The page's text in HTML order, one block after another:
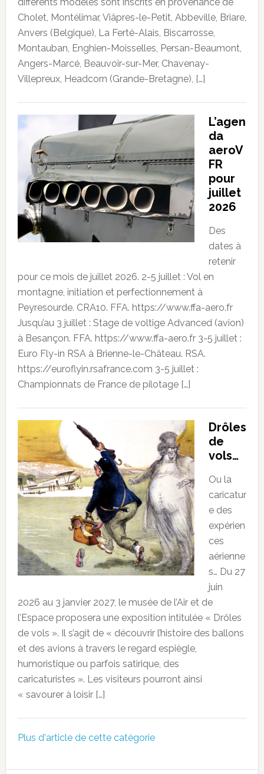
Cholet, Montélimar, Viâpres-le-Petit, Abbeville, Briare,
Anvers (Belgique), La Ferté-Alais, Biscarrosse,
Montauban, Enghien-Moisselles, Persan-Beaumont,
Angers-Marcé, Beauvoir-sur-Mer, Chavenay-
Villepreux, Headcorn (Grande-Bretagne), […]
L’agen
da
aeroV
FR
pour
juillet
2026
Des
dates à
retenir
pour ce mois de juillet 2026. 2-5 juillet : Vol en
montagne, initiation et perfectionnement à
Peyresourde. CRA10. FFA. https://www.ffa-aero.fr
Jusqu’au 3 juillet : Stage de voltige Advanced (avion)
à Besançon. FFA. https://www.ffa-aero.fr 3-5 juillet :
Euro Fly-in RSA à Brienne-le-Château. RSA.
https://euroflyin.rsafrance.com 3-5 juillet :
Championnats de France de pilotage […]
Drôles
de
vols…
Ou la
caricatur
e des
expérien
ces
aérienne
s… Du 27
juin
2026 au 3 janvier 2027, le musée de l’Air et de
l’Espace proposera une exposition intitulée « Drôles
de vols ». Il s’agit de « découvrir l’histoire des ballons
et des avions à travers le regard espiègle,
humoristique ou parfois satirique, des
caricaturistes ». Les visiteurs pourront ainsi
« savourer à loisir […]
Plus d'article de cette catégorie